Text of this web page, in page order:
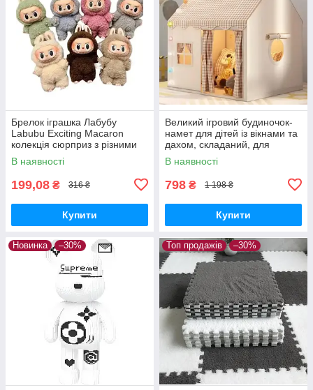
Брелок іграшка Лабубу
Labubu Exciting Macaron
колекція сюрприз з різними
кольорами
В наявності
199,08 ₴ 316 ₴
Купити
Великий ігровий будиночок-
намет для дітей із вікнами та
дахом, складаний, для
приміщення та вулиці
В наявності
798 ₴ 1 198 ₴
Купити
Новинка –30% Топ продажів –30%